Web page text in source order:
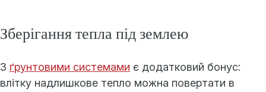
Зберігання тепла під землею
З ґрунтовими системами є додатковий бонус:
влітку надлишкове тепло можна повертати в